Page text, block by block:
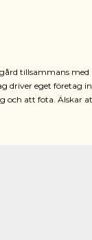
tillsammans
driver eget företag
och att fota. Älskar